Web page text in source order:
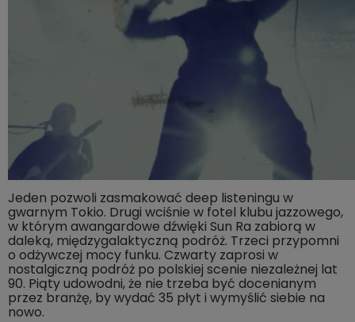
Jeden pozwoli zasmakować deep listeningu w
gwarnym Tokio. Drugi wciśnie w fotel klubu jazzowego,
w którym awangardowe dźwięki Sun Ra zabiorą w
daleką, międzygalaktyczną podróż. Trzeci przypomni
o odżywczej mocy funku. Czwarty zaprosi w
nostalgiczną podróż po polskiej scenie niezależnej lat
90. Piąty udowodni, że nie trzeba być docenianym
przez branżę, by wydać 35 płyt i wymyślić siebie na
nowo.